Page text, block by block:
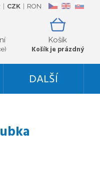
CZ EN SK
CZK RON
Košík
Košík je prázdný
DALŠÍ